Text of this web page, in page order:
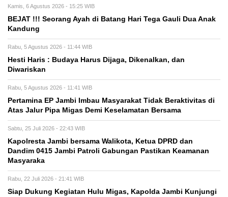
Kamis, 6 Agustus 2026 - 15:25 WIB
BEJAT !!! Seorang Ayah di Batang Hari Tega Gauli Dua Anak
Kandung
Rabu, 5 Agustus 2026 - 11:44 WIB
Hesti Haris : Budaya Harus Dijaga, Dikenalkan, dan
Diwariskan
Rabu, 5 Agustus 2026 - 11:41 WIB
Pertamina EP Jambi Imbau Masyarakat Tidak Beraktivitas di
Atas Jalur Pipa Migas Demi Keselamatan Bersama
Sabtu, 25 Juli 2026 - 22:43 WIB
Kapolresta Jambi bersama Walikota, Ketua DPRD dan
Dandim 0415 Jambi Patroli Gabungan Pastikan Keamanan
Masyaraka
Rabu, 22 Juli 2026 - 21:41 WIB
Siap Dukung Kegiatan Hulu Migas, Kapolda Jambi Kunjungi